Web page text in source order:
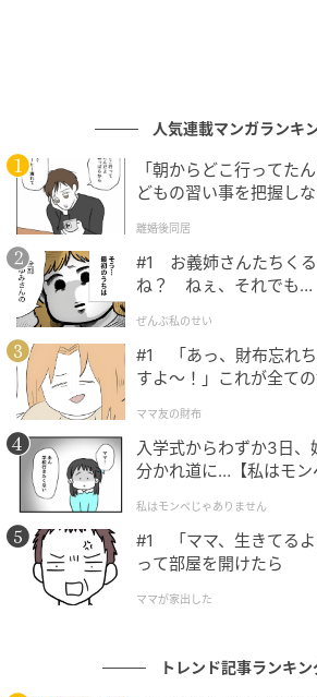
といっても、裏声などが通りやすい
に声が高いのであって、基礎となる
いので、どういう観点から見るかで
いえるのかと思いますが。
---音声分析後、自身の話し方や歌い
るようになりましたか？
特に何も変えてないです。
「今の話し方無理していませんか？
って、本来楽に出る声より低くな
す」と言われ、以前から低い声や高
って、一人二役でデュエットしたり
て歌ったり、セリフを読んで遊ん
「実は作っていると思っていた声の
一番楽に出せる声なのかな？」とぼ
人気連載マンガランキ
「朝からどこ行ってた
どもの習い事を把握し
離婚後同居
#1 お義姉さんたちくる
ね？ ねぇ、それでも…
ぜんぶ私のせい
#1 「あっ、財布忘れ
すよ〜！」これが全て
ママ友の財布
入学式からわずか3日、
分かれ道に…【私はモン
私はモンペじゃありません
#1 「ママ、生きてる
って部屋を開けたら
ママが家出した
トレンド記事ランキン